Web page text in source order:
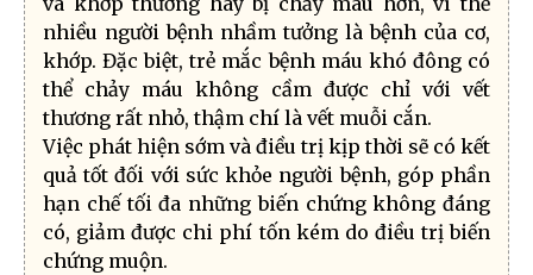
nhiều người bệnh nhầm tưởng là bệnh của cơ,
khớp. Đặc biệt, trẻ mắc bệnh máu khó đông có
thể chảy máu không cầm được chỉ với vết
thương rất nhỏ, thậm chí là vết muỗi cắn.
Việc phát hiện sớm và điều trị kịp thời sẽ có kết
quả tốt đối với sức khỏe người bệnh, góp phần
hạn chế tối đa những biến chứng không đáng
có, giảm được chi phí tốn kém do điều trị biến
chứng muộn.